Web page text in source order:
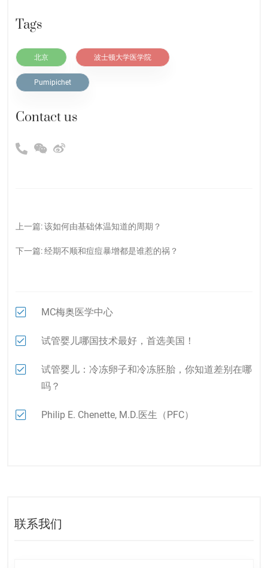
Tags
北京 波士顿大学医学院
Pumipichet
Contact us
上一篇:该如何由基础体温知道的周期？
下一篇:经期不顺和痘痘暴增都是谁惹的祸？
MC梅奥医学中心
试管婴儿哪国技术最好，首选美国！
试管婴儿：冷冻卵子和冷冻胚胎，你知道差别在哪
吗？
Philip E. Chenette, M.D.医生（PFC）
联系我们